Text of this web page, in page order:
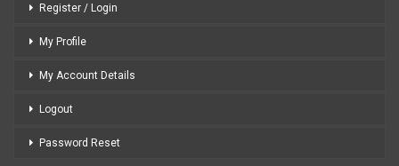
Register / Login
My Profile
My Account Details
Logout
Password Reset